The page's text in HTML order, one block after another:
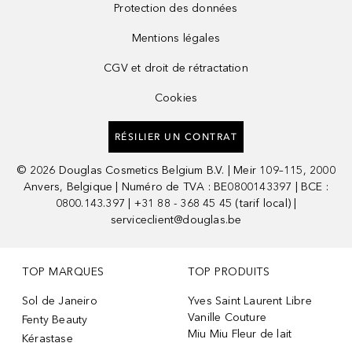
Protection des données
Mentions légales
CGV et droit de rétractation
Cookies
RÉSILIER UN CONTRAT
© 2026 Douglas Cosmetics Belgium B.V. | Meir 109–115, 2000
Anvers, Belgique | Numéro de TVA : BE0800143397 | BCE :
0800.143.397 | +31 88 - 368 45 45 (tarif local) |
serviceclient@douglas.be
TOP MARQUES
Sol de Janeiro
Fenty Beauty
Kérastase
TOP PRODUITS
Yves Saint Laurent Libre
Vanille Couture
Miu Miu Fleur de lait